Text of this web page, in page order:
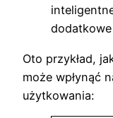
Oto przykład,
może wpłynąć
użytkowania: